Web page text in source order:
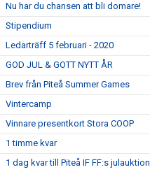
Nu har du chansen att bli domare!
Stipendium
Ledarträff 5 februari - 2020
GOD JUL & GOTT NYTT ÅR
Brev från Piteå Summer Games
Vintercamp
Vinnare presentkort Stora COOP
1 timme kvar
1 dag kvar till Piteå IF FF:s julauktion